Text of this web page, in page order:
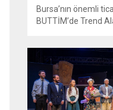
Bursa’nın önemli
BUTTİM’de Trend
birlikte tüm
ürünlerinin tek
hedefleniyor.
merkezlerinden
sektörlerin